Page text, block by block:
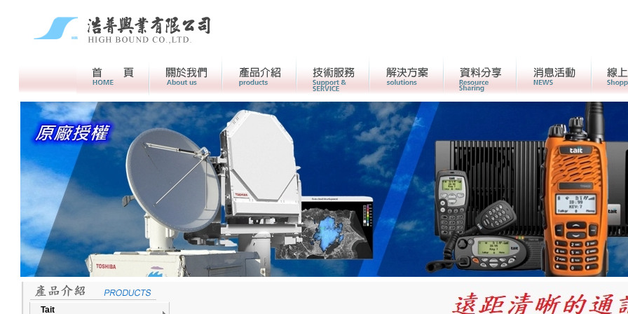
首頁 關於我們> 產品介紹 客戶服務 解決方案 活動消息
Tait